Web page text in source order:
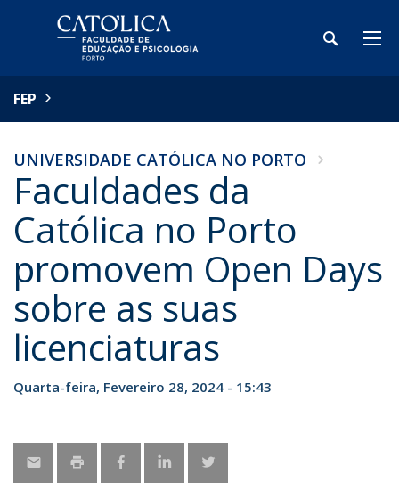
FEP
UNIVERSIDADE CATÓLICA NO PORTO
Faculdades da
Católica no Porto
promovem Open Days
sobre as suas
licenciaturas
Quarta-feira, Fevereiro 28, 2024 - 15:43